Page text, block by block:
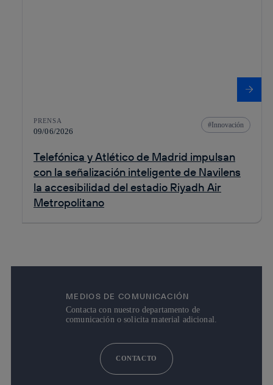
PRENSA
09/06/2026
Innovación
Telefónica y Atlético de Madrid impulsan
con la señalización inteligente de Navilens
la accesibilidad del estadio Riyadh Air
Metropolitano
MEDIOS DE COMUNICACIÓN
Contacta con nuestro departamento de
comunicación o solicita material adicional.
CONTACTO